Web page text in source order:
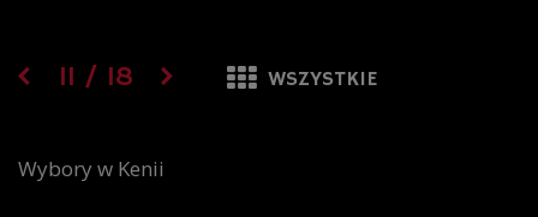
11 / 18 WSZYSTKIE
Wybory w Kenii